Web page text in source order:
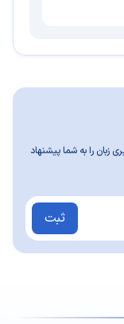
زبان را به شما پیشنهاد
ثبت